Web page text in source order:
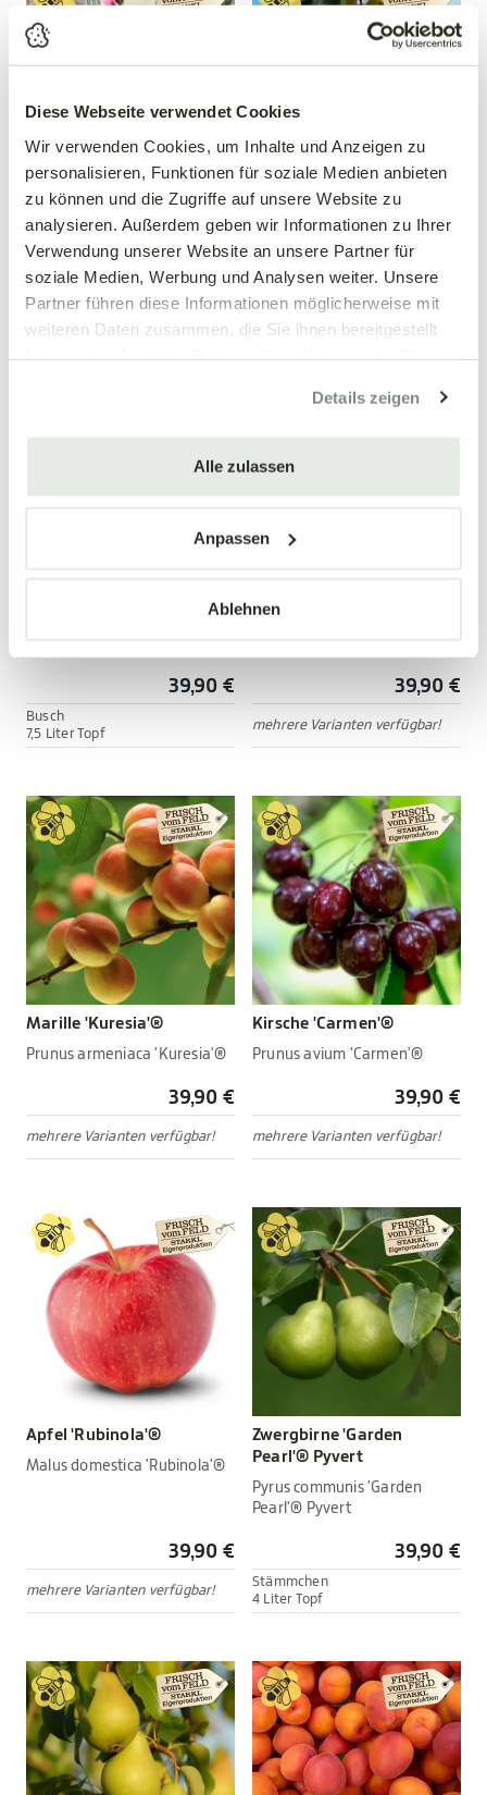
Diese Webseite verwendet Cookies
Wir verwenden Cookies, um Inhalte und Anzeigen zu
personalisieren, Funktionen für soziale Medien anbieten
zu können und die Zugriffe auf unsere Website zu
analysieren. Außerdem geben wir Informationen zu Ihrer
Verwendung unserer Website an unsere Partner für
soziale Medien, Werbung und Analysen weiter. Unsere
Partner führen diese Informationen möglicherweise mit
weiteren Daten zusammen, die Sie ihnen bereitgestellt
Details zeigen
Alle zulassen
Anpassen
Ablehnen
Zwergpfirsich 'Crimson'®
Prunus persica 'Crimson'®
39,90 €
mehrere Varianten verfügbar!
Apfel 'Red Topaz'®
Malus domestica 'Red Topaz'®
39,90 €
mehrere Varianten verfügbar!
Prunus persica 'Saturn'
39,90 €
Busch
7,5 Liter Topf
Apfel 'Cox Orange'
Malus domestica ' Cox Orange'
39,90 €
mehrere Varianten verfügbar!
Marille 'Kuresia'®
Prunus armeniaca 'Kuresia'®
39,90 €
mehrere Varianten verfügbar!
Kirsche 'Carmen'®
Prunus avium 'Carmen'®
39,90 €
mehrere Varianten verfügbar!
Apfel 'Rubinola'®
Malus domestica 'Rubinola'®
39,90 €
mehrere Varianten verfügbar!
Zwergbirne 'Garden
Pearl'® Pyvert
Pyrus communis 'Garden
Pearl'® Pyvert
39,90 €
Stämmchen
4 Liter Topf